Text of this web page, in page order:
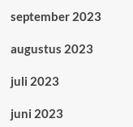
september 2023
augustus 2023
juli 2023
juni 2023